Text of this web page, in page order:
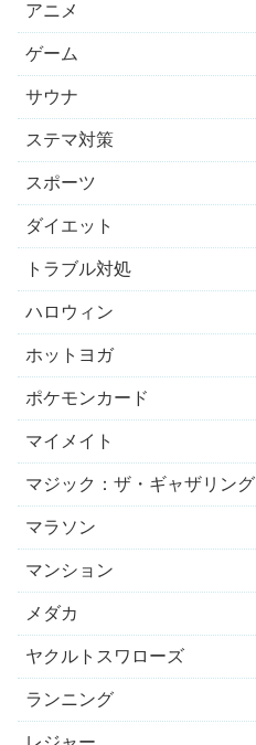
アニメ
ゲーム
サウナ
ステマ対策
スポーツ
ダイエット
トラブル対処
ハロウィン
ホットヨガ
ポケモンカード
マイメイト
マジック：ザ・ギャザリング
マラソン
マンション
メダカ
ヤクルトスワローズ
ランニング